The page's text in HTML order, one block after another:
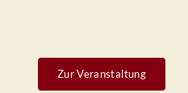
Zur Veranstaltung